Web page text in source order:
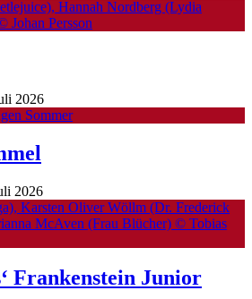
2026
2026
Frankenstein Junior